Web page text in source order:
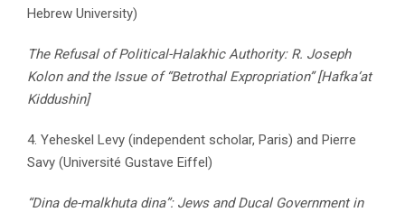
Hebrew University)
The Refusal of Political-Halakhic Authority: R. Joseph
Kolon and the Issue of “Betrothal Expropriation” [Hafka‘at
Kiddushin]
4. Yeheskel Levy (independent scholar, Paris) and Pierre
Savy (Université Gustave Eiffel)
“Dina de-malkhuta dina”: Jews and Ducal Government in